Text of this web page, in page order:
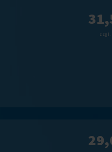
zzgl.